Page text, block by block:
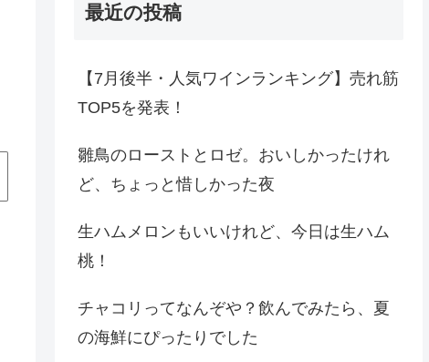
最近の投稿
【7月後半・人気ワインランキング】売れ筋
TOP5を発表！
雛鳥のローストとロゼ。おいしかったけれ
ど、ちょっと惜しかった夜
生ハムメロンもいいけれど、今日は生ハム
桃！
チャコリってなんぞや？飲んでみたら、夏
の海鮮にぴったりでした